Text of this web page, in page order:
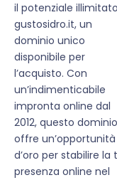
il potenziale
gustosidro.it, un
dominio unico
disponibile per
l’acquisto. Con
un’indimenticabile
impronta online dal
2012, questo dominio
offre un’opportunità
d’oro per stabilire la
presenza online nel